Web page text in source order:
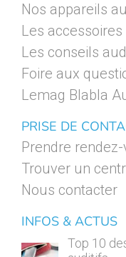
Nos appareils
Les accessoires
Les conseils
Foire aux
Lemag Blabla
PRISE DE
Prendre
Trouver un
Nous contacter
INFOS & ACTUS
Top 10